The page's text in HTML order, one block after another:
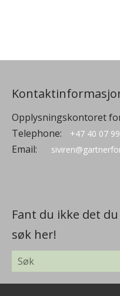
Opplysningskontoret
Telephone:
+47 40 07
Email:
Fant du ikke det
søk her!